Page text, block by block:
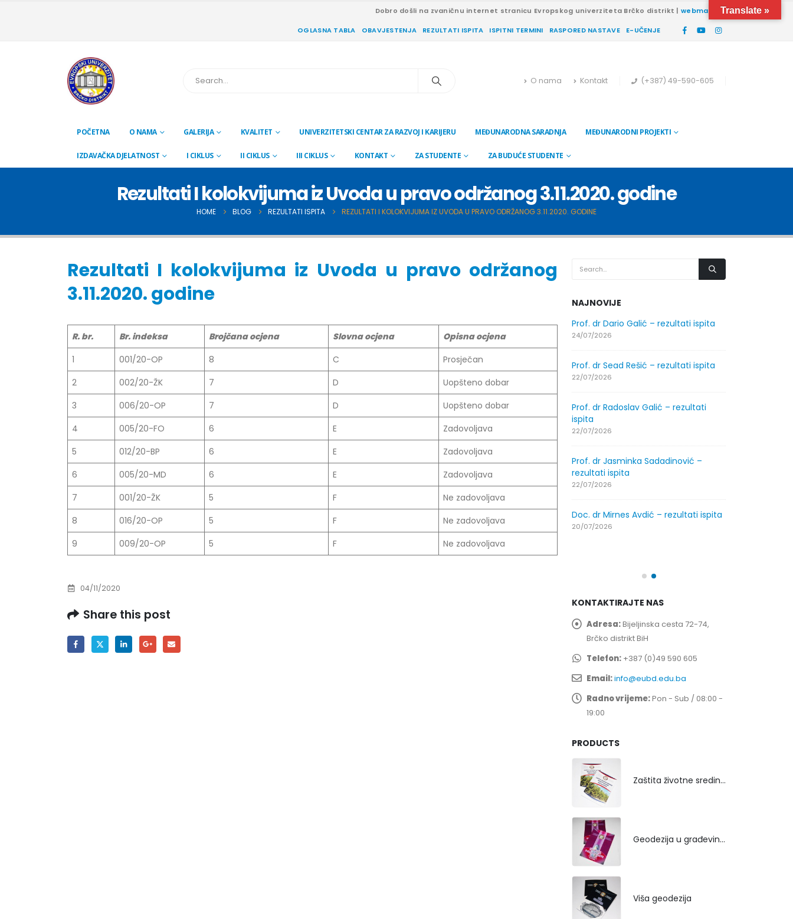
Dobro došli na zvaničnu internet stranicu Evropskog univerziteta Brčko distrikt |webmail
OGLASNA TABLA OBAVJESTENJA REZULTATI ISPITA ISPITNI TERMINI RASPORED NASTAVE E-UČENJE
O nama Kontakt (+387) 49-590-605
POČETNA O NAMA GALERIJA KVALITET UNIVERZITETSKI CENTAR ZA RAZVOJ I KARIJERU MEĐUNARODNA SARADNJA MEĐUNARODNI PROJEKTI
IZDAVAČKA DJELATNOST I CIKLUS II CIKLUS III CIKLUS KONTAKT ZA STUDENTE ZA BUDUĆE STUDENTE
Rezultati I kolokvijuma iz Uvoda u pravo održanog 3.11.2020. godine
HOME BLOG REZULTATI ISPITA REZULTATI I KOLOKVIJUMA IZ UVODA U PRAVO ODRŽANOG 3.11.2020. GODINE
Rezultati I kolokvijuma iz Uvoda u pravo održanog
3.11.2020. godine
R. br. Br. indeksa Brojčana ocjena Slovna ocjena
Opisna ocjena
1
001/20-OP 8 C
Prosječan
2
002/20-ŽK 7 D
Uopšteno dobar
3
006/20-OP 7 D
Uopšteno dobar
4
005/20-FO 6 E
Zadovoljava
5
012/20-BP 6 E
Zadovoljava
6
005/20-MD 6 E
Zadovoljava
7
001/20-ŽK 5 F
Ne zadovoljava
8
016/20-OP 5 F
Ne zadovoljava
9
009/20-OP 5 F Ne zadovoljava
04/11/2020
Share this post
NAJNOVIJE
Obavještenje za javnost 30.07.2026.
godine
30/07/2026
Obavještenje za javnost 30.07.2026.
godine
30/07/2026
Prof. dr Srđan Marinković – rezultati
ispita
29/07/2026
Prof. dr Azijada Beganlić – rezultati
ispita
29/07/2026
Prof. dr Esed Karić – rezultati ispita
Prof. dr Dario Galić – rezultati ispita
24/07/2026
Prof. dr Sead Rešić – rezultati ispita
Prof. dr Radoslav Galić – rezultati
ispita
Prof. dr Jasminka Sadadinović –
22/07/2026
Doc. dr Mirnes Avdić – rezultati ispita
Obavještenje za javnost 30.07.2026.
30/07/2026
Obavještenje za javnost 30.07.2026.
30/07/2026
Prof. dr Srđan Marinković – rezultati
ispita
29/07/2026
Prof. dr Azijada Beganlić – rezultati
29/07/2026
Prof. dr Esed Karić – rezultati ispita
Prof. dr Dario Galić – rezultati ispita
24/07/2026
Prof. dr Sead Rešić – rezultati ispita
22/07/2026
Prof. dr Radoslav Galić – rezultati
ispita
22/07/2026
Prof. dr Jasminka Sadadinović –
rezultati ispita
22/07/2026
Doc. dr Mirnes Avdić – rezultati ispita
20/07/2026
KONTAKTIRAJTE NAS
Adresa:Bijeljinska cesta 72-74,
Brčko distrikt BiH
Telefon: +387 (0)49 590 605
Email:info@eubd.edu.ba
Radno vrijeme:Pon - Sub / 08:00 -
19:00
PRODUCTS
Zaštita životne sredine rekultivacijom odlagališta
Geodezija u građevinarstvu
Viša geodezija
Translate »